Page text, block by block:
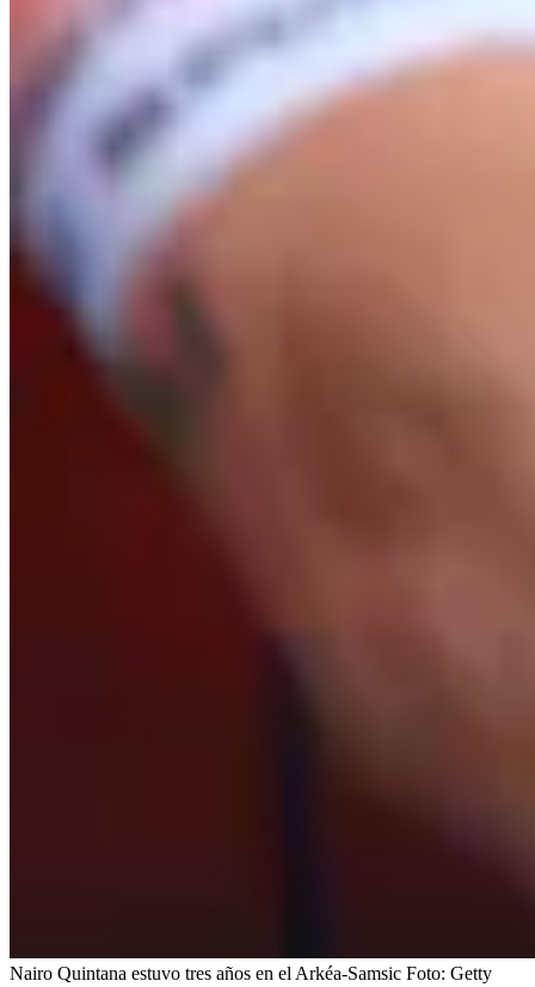
Nairo Quintana estuvo tres años en el Arkéa-Samsic Foto: Getty